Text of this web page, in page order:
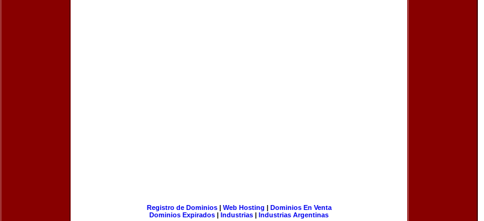
Registro de Dominios| Web Hosting | Dominios En Venta
Dominios Expirados | Industrias | Industrias Argentinas